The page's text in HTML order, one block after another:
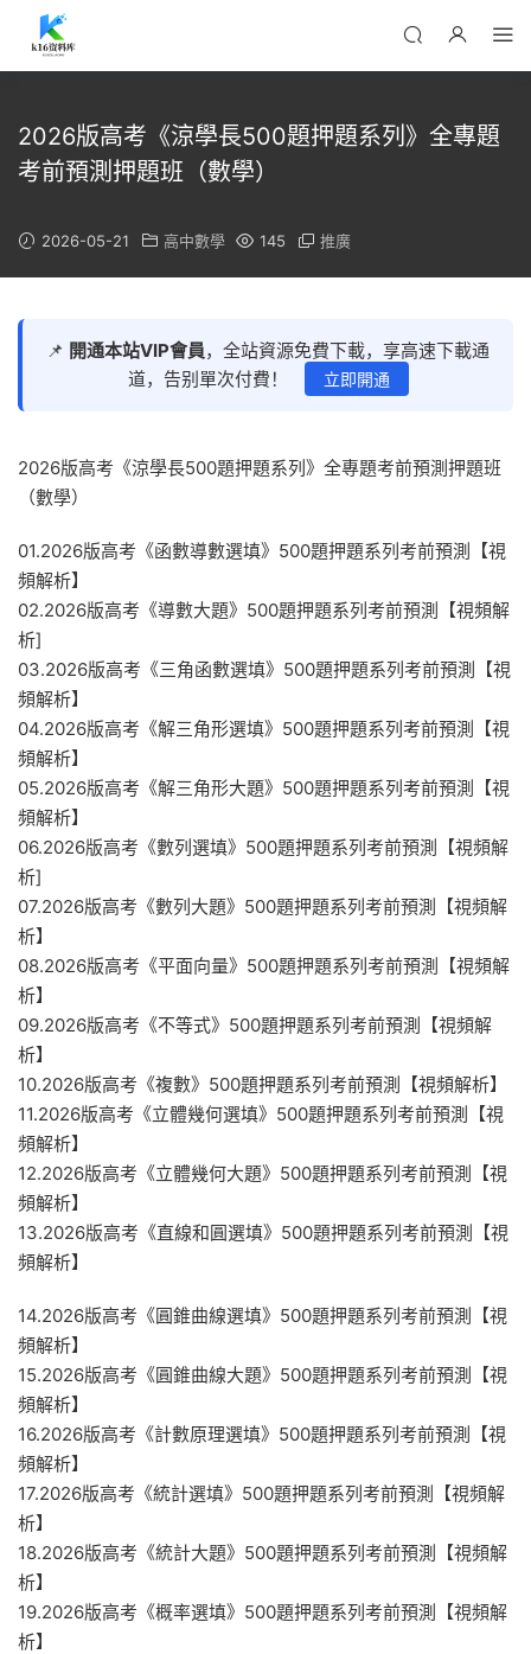
2026版高考《涼學長500題押題系列》全專題
考前預測押題班（數學）
2026-05-21 高中數學 145 推廣
📌 開通本站VIP會員，全站資源免費下載，享高速下載通
道，告别單次付費！
立即開通
2026版高考《涼學長500題押題系列》全專題考前預測押題班
（數學）
01.2026版高考《函數導數選填》500題押題系列考前預測【視
頻解析】
02.2026版高考《導數大題》500題押題系列考前預測【視頻解
析]
03.2026版高考《三角函數選填》500題押題系列考前預測【視
頻解析】
04.2026版高考《解三角形選填》500題押題系列考前預測【視
頻解析】
05.2026版高考《解三角形大題》500題押題系列考前預測【視
頻解析】
06.2026版高考《數列選填》500題押題系列考前預測【視頻解
析]
07.2026版高考《數列大題》500題押題系列考前預測【視頻解
析】
08.2026版高考《平面向量》500題押題系列考前預測【視頻解
析】
09.2026版高考《不等式》500題押題系列考前預測【視頻解
析】
10.2026版高考《複數》500題押題系列考前預測【視頻解析】
11.2026版高考《立體幾何選填》500題押題系列考前預測【視
頻解析】
12.2026版高考《立體幾何大題》500題押題系列考前預測【視
頻解析】
13.2026版高考《直線和圓選填》500題押題系列考前預測【視
頻解析】
14.2026版高考《圓錐曲線選填》500題押題系列考前預測【視
頻解析】
15.2026版高考《圓錐曲線大題》500題押題系列考前預測【視
頻解析】
16.2026版高考《計數原理選填》500題押題系列考前預測【視
頻解析】
17.2026版高考《統計選填》500題押題系列考前預測【視頻解
析】
18.2026版高考《統計大題》500題押題系列考前預測【視頻解
析】
19.2026版高考《概率選填》500題押題系列考前預測【視頻解
析】